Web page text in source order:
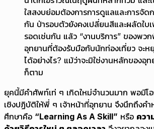
ใสสงบย่อมต้องการการดูแลและการจัด
กัน ป่ารอบตัวยังคงเปลี่ยนสีและผลัดใบ
รอดเช่นกัน แล้ว “งานบริการ” ของพว
อุทยานที่ต้องรับมือกับนักท่องเที่ยว จะ
ได้อย่างไร? แม้ว่าจะมิใช่งานหลักของอุ
ก็ตาม
ยุคนี้มีคำศัพท์เท่ ๆ เกิดใหม่จำนวนมาก พอมีโ
เชิงปฏิบัติให้พี่ ๆ เจ้าหน้าที่อุทยาน จึงนึกถึงคำ
ศึกษาคือ “Learning As A Skill” หรือ ควา